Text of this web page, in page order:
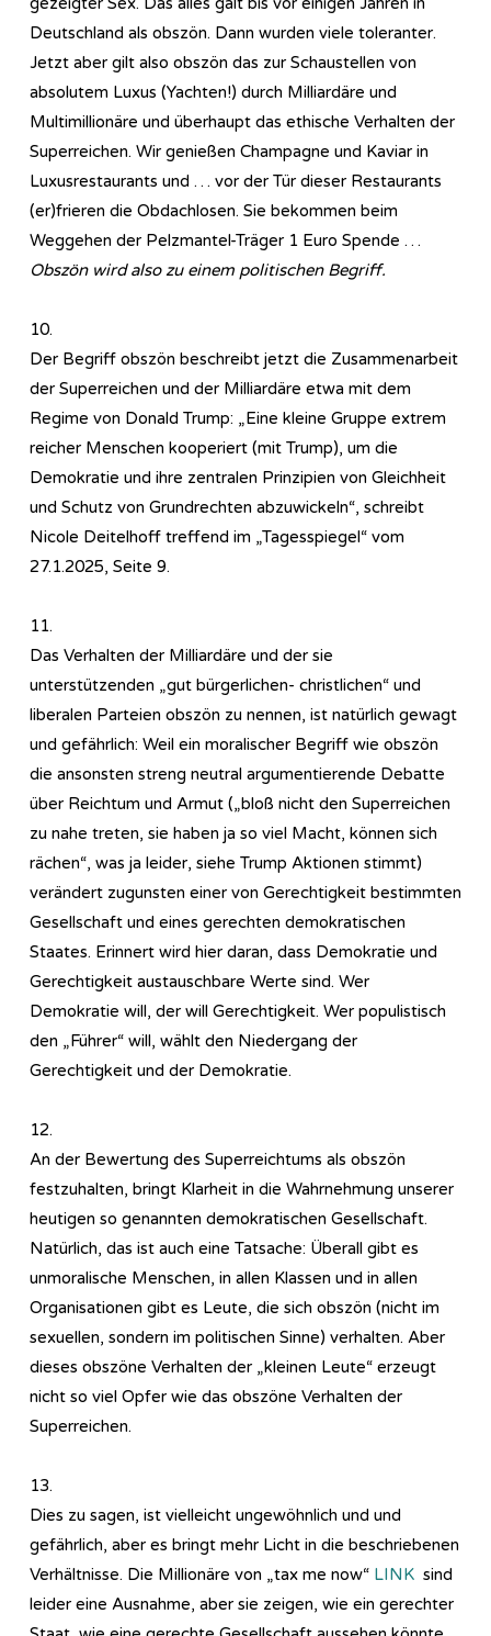
Deutschland als obszön. Dann wurden viele toleranter.
Jetzt aber gilt also obszön das zur Schaustellen von
absolutem Luxus (Yachten!) durch Milliardäre und
Multimillionäre und überhaupt das ethische Verhalten der
Superreichen. Wir genießen Champagne und Kaviar in
Luxusrestaurants und … vor der Tür dieser Restaurants
(er)frieren die Obdachlosen. Sie bekommen beim
Weggehen der Pelzmantel-Träger 1 Euro Spende …
Obszön wird also zu einem politischen Begriff.
10.
Der Begriff obszön beschreibt jetzt die Zusammenarbeit
der Superreichen und der Milliardäre etwa mit dem
Regime von Donald Trump: „Eine kleine Gruppe extrem
reicher Menschen kooperiert (mit Trump), um die
Demokratie und ihre zentralen Prinzipien von Gleichheit
und Schutz von Grundrechten abzuwickeln“, schreibt
Nicole Deitelhoff treffend im „Tagesspiegel“ vom
27.1.2025, Seite 9.
11.
Das Verhalten der Milliardäre und der sie
unterstützenden „gut bürgerlichen- christlichen“ und
liberalen Parteien obszön zu nennen, ist natürlich gewagt
und gefährlich: Weil ein moralischer Begriff wie obszön
die ansonsten streng neutral argumentierende Debatte
über Reichtum und Armut („bloß nicht den Superreichen
zu nahe treten, sie haben ja so viel Macht, können sich
rächen“, was ja leider, siehe Trump Aktionen stimmt)
verändert zugunsten einer von Gerechtigkeit bestimmten
Gesellschaft und eines gerechten demokratischen
Staates. Erinnert wird hier daran, dass Demokratie und
Gerechtigkeit austauschbare Werte sind. Wer
Demokratie will, der will Gerechtigkeit. Wer populistisch
den „Führer“ will, wählt den Niedergang der
Gerechtigkeit und der Demokratie.
12.
An der Bewertung des Superreichtums als obszön
festzuhalten, bringt Klarheit in die Wahrnehmung unserer
heutigen so genannten demokratischen Gesellschaft.
Natürlich, das ist auch eine Tatsache: Überall gibt es
unmoralische Menschen, in allen Klassen und in allen
Organisationen gibt es Leute, die sich obszön (nicht im
sexuellen, sondern im politischen Sinne) verhalten. Aber
dieses obszöne Verhalten der „kleinen Leute“ erzeugt
nicht so viel Opfer wie das obszöne Verhalten der
Superreichen.
13.
Dies zu sagen, ist vielleicht ungewöhnlich und und
gefährlich, aber es bringt mehr Licht in die beschriebenen
Verhältnisse. Die Millionäre von „tax me now“ LINK sind
leider eine Ausnahme, aber sie zeigen, wie ein gerechter